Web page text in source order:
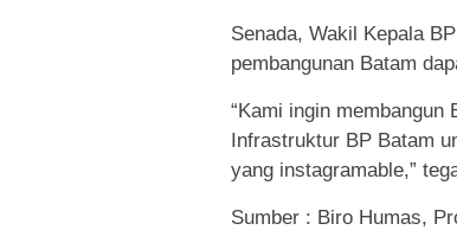
Senada, Wakil Kepala
pembangunan Batam
“Kami ingin membangun
Infrastruktur BP Batam
yang instagramable,”
Sumber : Biro Humas,